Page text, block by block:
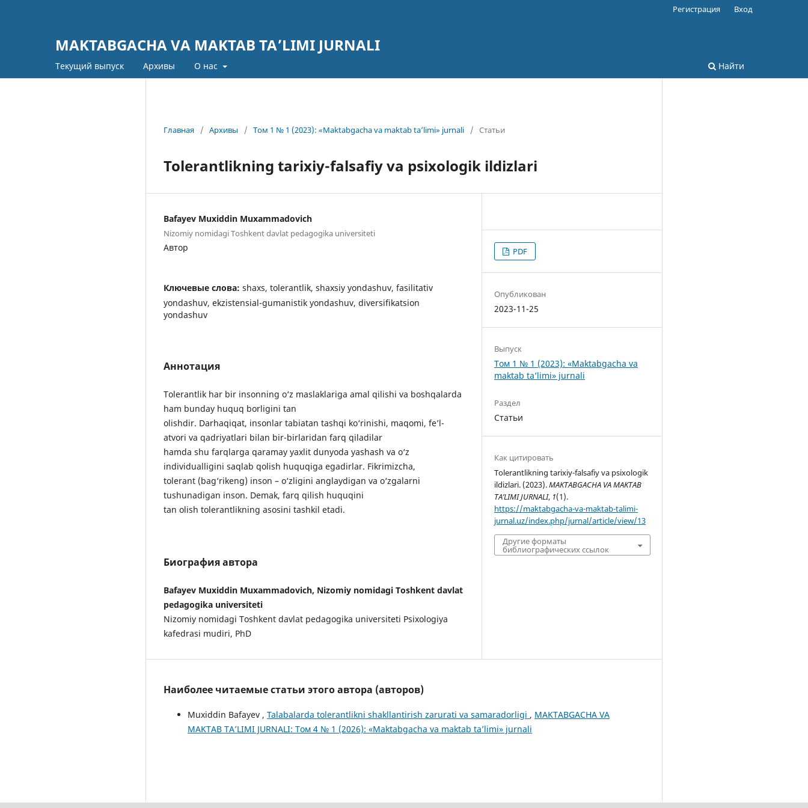
MAKTABGACHA VA MAKTAB TA’LIMI JURNALI
Текущий выпуск Архивы О нас Найти
Регистрация Вход
Главная / Архивы / Том 1 № 1 (2023): «Maktabgacha va maktab ta’limi» jurnali / Статьи
Tolerantlikning tarixiy-falsafiy va psixologik ildizlari
Bafayev Muxiddin Muxammadovich
Nizomiy nomidagi Toshkent davlat pedagogika universiteti
Автор
Ключевые слова: shaxs, tolerantlik, shaxsiy yondashuv, fasilitativ
yondashuv, ekzistensial-gumanistik yondashuv, diversifikatsion
yondashuv
Аннотация
Tolerantlik har bir insonning o‘z maslaklariga amal qilishi va boshqalarda
ham bunday huquq borligini tan
olishdir. Darhaqiqat, insonlar tabiatan tashqi ko‘rinishi, maqomi, fe’l-
atvori va qadriyatlari bilan bir-birlaridan farq qiladilar
hamda shu farqlarga qaramay yaxlit dunyoda yashash va o‘z
individualligini saqlab qolish huquqiga egadirlar. Fikrimizcha,
tolerant (bag‘rikeng) inson – o‘zligini anglaydigan va o‘zgalarni
tushunadigan inson. Demak, farq qilish huquqini
tan olish tolerantlikning asosini tashkil etadi.
Биография автора
Bafayev Muxiddin Muxammadovich, Nizomiy nomidagi Toshkent davlat
pedagogika universiteti
Nizomiy nomidagi Toshkent davlat pedagogika universiteti Psixologiya
kafedrasi mudiri, PhD
PDF
Опубликован
2023-11-25
Выпуск
Том 1 № 1 (2023): «Maktabgacha va
maktab ta’limi» jurnali
Раздел
Статьи
Как цитировать
Tolerantlikning tarixiy-falsafiy va psixologik
ildizlari. (2023).MAKTABGACHA VA MAKTAB
TA’LIMI JURNALI, 1(1).
https://maktabgacha-va-maktab-talimi-
jurnal.uz/index.php/jurnal/article/view/13
Другие форматы
библиографических ссылок
Наиболее читаемые статьи этого автора (авторов)
Muxiddin Bafayev , Talabalarda tolerantlikni shakllantirish zarurati va samaradorligi , MAKTABGACHA VA
MAKTAB TA’LIMI JURNALI: Том 4 № 1 (2026): «Maktabgacha va maktab ta’limi» jurnali